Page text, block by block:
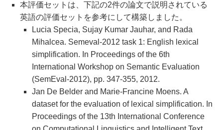
本評価セットは、下記の2件の論文で説明されている
英語の評価セットを参考にして構築しました。
Lucia Specia, Sujay Kumar Jauhar, and Rada
Mihalcea. Semeval-2012 task 1: English lexical
simplification. In Proceedings of the 6th
International Workshop on Semantic Evaluation
(SemEval-2012), pp. 347-355, 2012.
Jan De Belder and Marie-Francine Moens. A
dataset for the evaluation of lexical simplification. In
Proceedings of the 13th International Conference